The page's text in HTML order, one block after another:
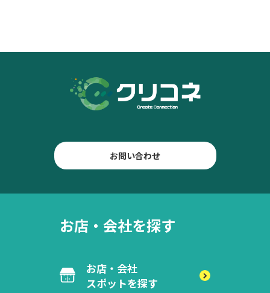
お問い合わせ
お店・会社を探す
お店・会社
スポットを探す